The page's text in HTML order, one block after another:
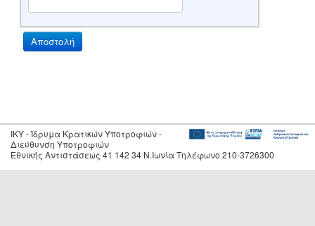
IKY - Ίδρυμα Κρατικών Υποτροφιών -
Διεύθυνση Υποτροφιών
Εθνικής Αντιστάσεως 41 142 34 Ν.Ιωνία Τηλέφωνο 210-3726300